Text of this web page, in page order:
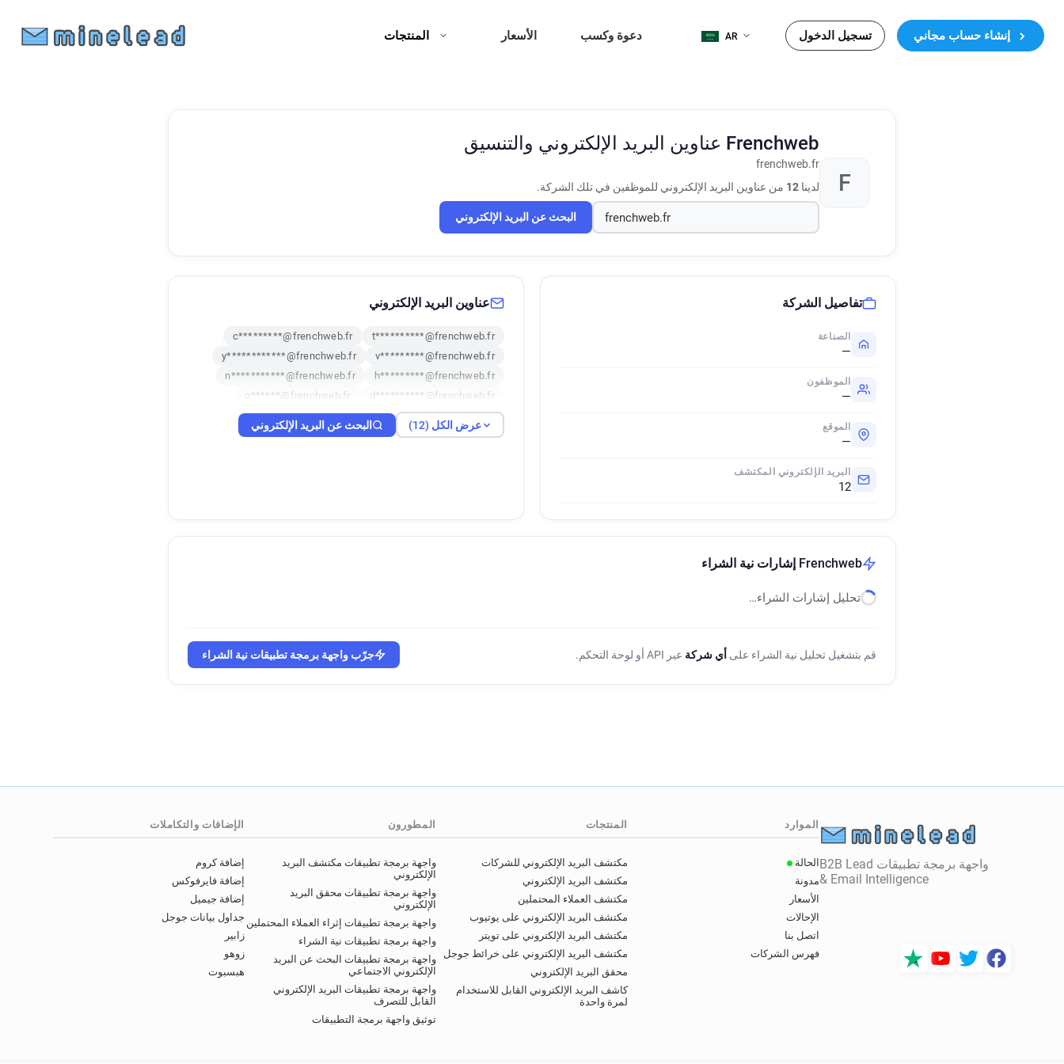
الأسعار دعوة وكسب AR تسجيل الدخول
F
Frenchweb عناوين البريد الإلكتروني والتنسيق
frenchweb.fr
لدينا 12 من عناوين البريد الإلكتروني للموظفين في تلك الشركة.
البحث عن البريد الإلكتروني
تفاصيل الشركة
الصناعة
—
الموظفون
—
الموقع
—
البريد الإلكتروني المكتشف
12
عناوين البريد الإلكتروني
t**********@frenchweb.fr
c*********@frenchweb.fr
v*********@frenchweb.fr
y************@frenchweb.fr
h*********@frenchweb.fr
n***********@frenchweb.fr
d**********@frenchweb.fr
o******@frenchweb.fr
e*******@frenchweb.fr
q***********@frenchweb.fr
k*****@frenchweb.fr
c******@frenchweb.fr
عرض الكل (12) البحث عن البريد الإلكتروني
Frenchweb إشارات نية الشراء
تحليل إشارات الشراء…
قم بتشغيل تحليل نية الشراء على أي شركة عبر API أو لوحة التحكم. جرّب واجهة برمجة تطبيقات نية الشراء
واجهة برمجة تطبيقات B2B Lead
& Email Intelligence
الموارد
الحالة
مدونة
الأسعار
الإحالات
اتصل بنا
فهرس الشركات
المنتجات
مكتشف البريد الإلكتروني للشركات
مكتشف البريد الإلكتروني
مكتشف العملاء المحتملين
مكتشف البريد الإلكتروني على يوتيوب
مكتشف البريد الإلكتروني على تويتر
مكتشف البريد الإلكتروني على خرائط جوجل
محقق البريد الإلكتروني
كاشف البريد الإلكتروني القابل للاستخدام
لمرة واحدة
المطورون
واجهة برمجة تطبيقات مكتشف البريد
الإلكتروني
واجهة برمجة تطبيقات محقق البريد
الإلكتروني
واجهة برمجة تطبيقات إثراء العملاء المحتملين
واجهة برمجة تطبيقات نية الشراء
واجهة برمجة تطبيقات البحث عن البريد
الإلكتروني الاجتماعي
واجهة برمجة تطبيقات البريد الإلكتروني
القابل للتصرف
توثيق واجهة برمجة التطبيقات
الإضافات والتكاملات
إضافة كروم
إضافة فايرفوكس
إضافة جيميل
جداول بيانات جوجل
زابير
زوهو
هبسبوت